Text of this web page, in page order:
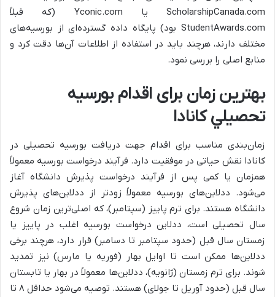
ScholarshipCanada.com یا Yconic.com (که قبلاً
StudentAwards.com بود) پایگاه داده گسترده‌ای از بورسیه‌های
مختلف دارند، هرچند باید در استفاده از اطلاعات آن‌ها دقت کرد و
منابع اصلی را بررسی نمود.
بهترین زمان برای اقدام بورسيه
تحصيلي كانادا
زمان‌بندی مناسب برای اقدام جهت دریافت بورسیه تحصیلی در
کانادا نقش حیاتی در موفقیت دارد. فرآیند درخواست بورسیه معمولاً
همزمان یا کمی پس از فرآیند درخواست پذیرش دانشگاه آغاز
می‌شود. ددلاین‌های بورسیه معمولاً زودتر از ددلاین‌های پذیرش
دانشگاه هستند. برای ترم پاییز (سپتامبر)، که اصلی‌ترین زمان شروع
سال تحصیلی است، ددلاین درخواست بورسیه اغلب در پاییز یا
زمستان سال قبل (حدود سپتامبر تا دسامبر) قرار دارد، هرچند برخی
ددلاین‌ها ممکن است تا اوایل بهار (فوریه یا مارس) نیز تمدید
شوند. برای ترم زمستان (ژانویه)، ددلاین‌ها معمولاً در بهار یا تابستان
سال قبل (حدود آوریل تا جولای) هستند. توصیه می‌شود حداقل ۸ تا